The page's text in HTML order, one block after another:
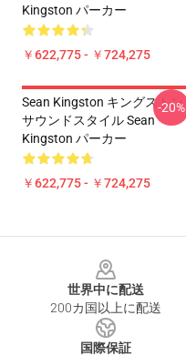
Kingston パーカー
￥622,775 - ￥724,275
Sean Kingston キングストン
サウンドスタイル Sean
Kingston パーカー
￥622,775 - ￥724,275
-20%
世界中に配送
200カ国以上に配送
国際保証